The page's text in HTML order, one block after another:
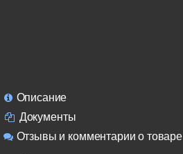
Описание
Документы
Отзывы и комментарии о товаре